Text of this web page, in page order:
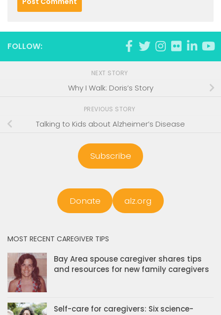
FOLLOW:
NEXT STORY
Why I Walk: Doris’s Story
PREVIOUS STORY
Talking to Kids about Alzheimer’s Disease
Subscribe
Donate alz.org
MOST RECENT CAREGIVER TIPS
Bay Area spouse caregiver shares tips
and resources for new family caregivers
Self-care for caregivers: Six science-